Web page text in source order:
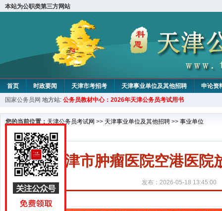
本站为公职类第三方网站
首页 时政要闻 天津市考招考 天津事业单位及其他招聘 申论资
教材中心
国家公务员网 地方站: 公务员教材中心：2026年天津公务员考试用书
您的当前位置： 天津公务员考试网 >> 天津事业单位及其他招聘 >> 事业单位
天津市肿瘤医院空港医院
发布：2026-05-18 13:45:00